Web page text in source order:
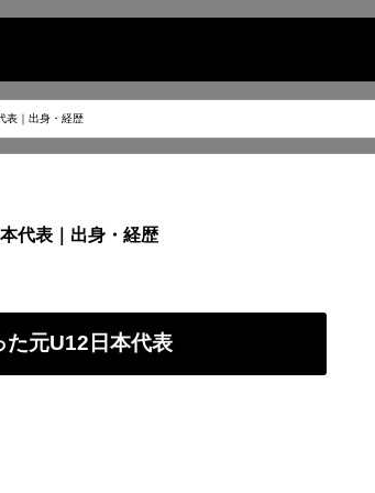
表｜出身・経歴
代表｜出身・経歴
た元U12日本代表